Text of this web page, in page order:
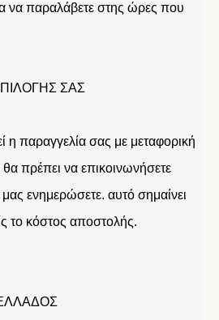
να παραλάβετε στης ώρες που
ΣΑΣ
η παραγγελία σας με μεταφορική
πρέπει να επικοινωνήσετε
ενημερώσετε. αυτό σημαίνει
το κόστος αποστολής.